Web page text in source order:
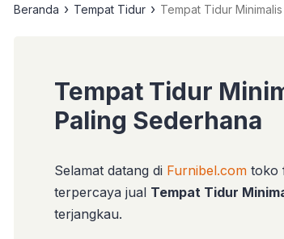
Beranda › Tempat Tidur › Tempat Tidur
Tempat Tidur
Paling Sederhana
Selamat datang di Furnibel.com toko
terpercaya jual Tempat Tidur
terjangkau.